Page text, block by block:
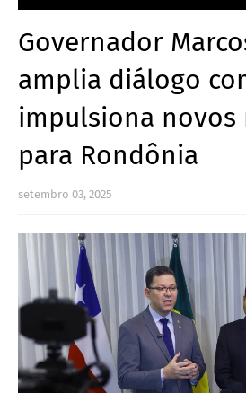
Governador
amplia diálogo
impulsiona novos
para Rondônia
setembro 03, 2025